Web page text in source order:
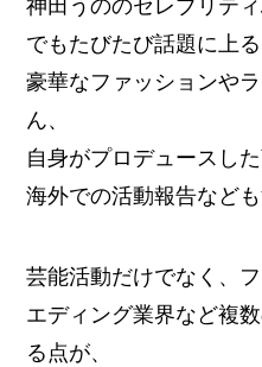
神田うののセレブリテ
でもたびたび話題に上る
豪華なファッションや
ん、
自身がプロデュースし
海外での活動報告など
芸能活動だけでなく、
エディング業界など複
る点が、